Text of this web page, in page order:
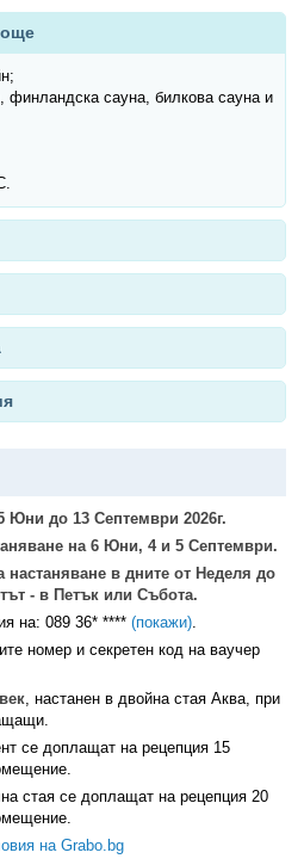
финландска сауна, билкова сауна и
Юни до 13 Септември 2026г.
на 6 Юни, 4 и 5 Септември.
настаняване в дните от Неделя до
- в Петък или Събота.
на: 089 36* **** (покажи).
номер и секретен код на ваучер
, настанен в двойна стая Аква, при
се доплащат на рецепция 15
стая се доплащат на рецепция 20
на Grabo.bg